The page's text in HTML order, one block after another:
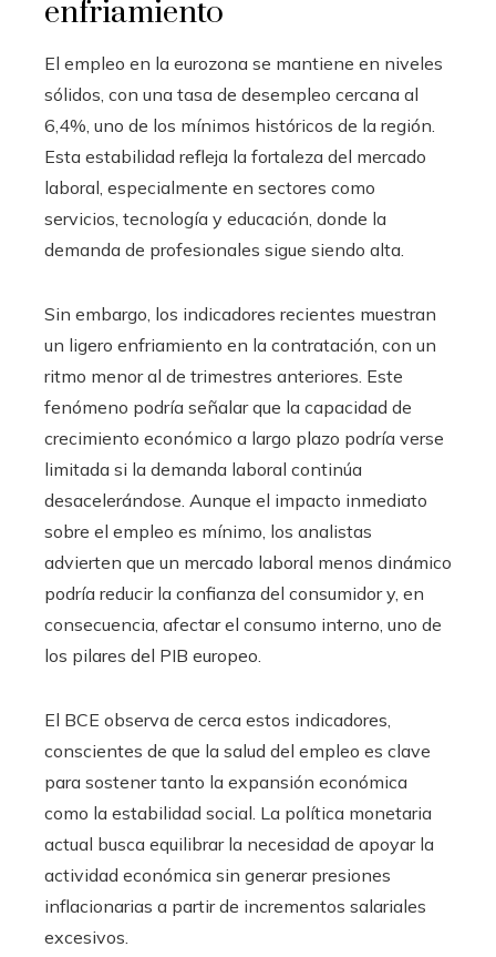
enfriamiento
El empleo en la eurozona se mantiene en niveles
sólidos, con una tasa de desempleo cercana al
6,4%, uno de los mínimos históricos de la región.
Esta estabilidad refleja la fortaleza del mercado
laboral, especialmente en sectores como
servicios, tecnología y educación, donde la
demanda de profesionales sigue siendo alta.
Sin embargo, los indicadores recientes muestran
un ligero enfriamiento en la contratación, con un
ritmo menor al de trimestres anteriores. Este
fenómeno podría señalar que la capacidad de
crecimiento económico a largo plazo podría verse
limitada si la demanda laboral continúa
desacelerándose. Aunque el impacto inmediato
sobre el empleo es mínimo, los analistas
advierten que un mercado laboral menos dinámico
podría reducir la confianza del consumidor y, en
consecuencia, afectar el consumo interno, uno de
los pilares del PIB europeo.
El BCE observa de cerca estos indicadores,
conscientes de que la salud del empleo es clave
para sostener tanto la expansión económica
como la estabilidad social. La política monetaria
actual busca equilibrar la necesidad de apoyar la
actividad económica sin generar presiones
inflacionarias a partir de incrementos salariales
excesivos.